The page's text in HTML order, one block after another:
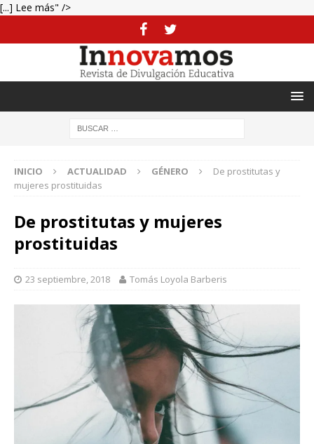
[...] Lee más" />
INICIO ACTUALIDAD GÉNERO
De prostitutas y
mujeres prostituidas
De prostitutas y mujeres
prostituidas
23 septiembre, 2018 Tomás Loyola Barberis